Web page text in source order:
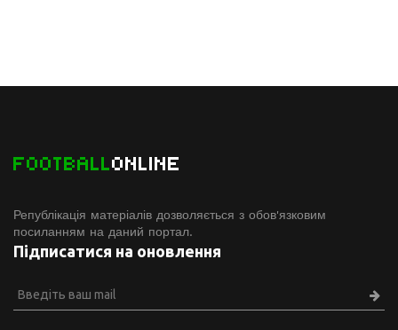
FOOTBALLONLINE
Републікація матеріалів дозволяється з обов'язковим
посиланням на даний портал.
Підписатися на оновлення